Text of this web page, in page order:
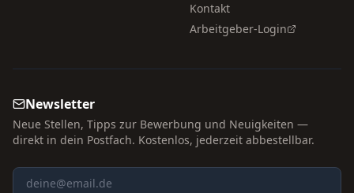
Kontakt
Arbeitgeber-Login
Newsletter
Neue Stellen, Tipps zur Bewerbung und Neuigkeiten —
direkt in dein Postfach. Kostenlos, jederzeit abbestellbar.